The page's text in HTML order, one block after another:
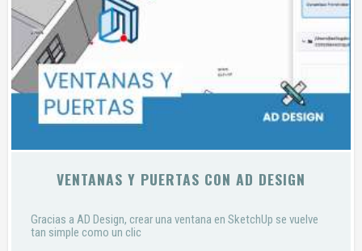
VENTANAS Y PUERTAS CON AD DESIGN
Gracias a AD Design, crear una ventana en SketchUp se vuelve
tan simple como un clic